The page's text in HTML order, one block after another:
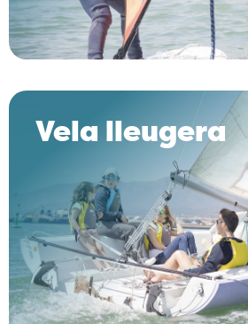
Vela lleugera